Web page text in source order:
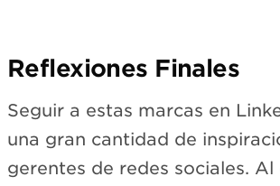
Reflexiones Finales
Seguir a estas marcas en
una gran cantidad de
gerentes de redes sociales.